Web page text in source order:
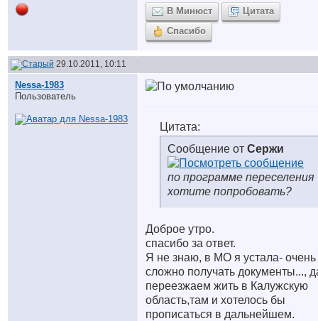
В Минюст
Цитата
Спасибо
29.10.2011, 10:11
Nessa-1983
Пользователь
Цитата:
Сообщение от Сержи
по программе переселения
хотите попробовать?
Доброе утро.
спасибо за ответ.
Я не знаю, в МО я устала- очень
сложно получать документы...,
переезжаем жить в Калужскую
область,там и хотелось бы
прописаться в дальнейшем.